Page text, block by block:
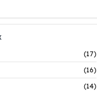
(17)
(16)
(14)